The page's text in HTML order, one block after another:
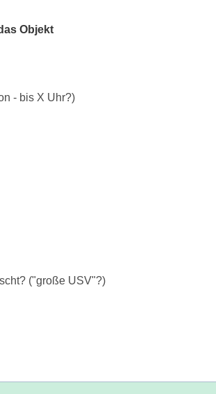
Objekt
- bis X Uhr?)
("große USV"?)